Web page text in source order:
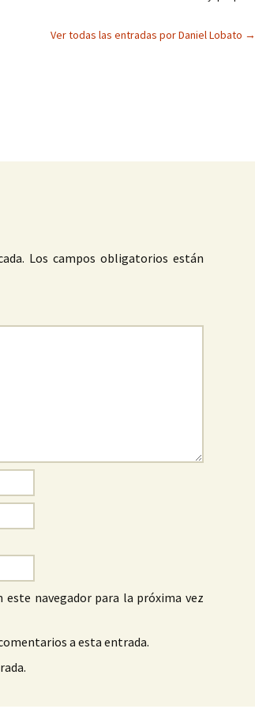
Ver todas las entradas por Daniel Lobato →
Los campos obligatorios están
navegador para la próxima vez
a esta entrada.